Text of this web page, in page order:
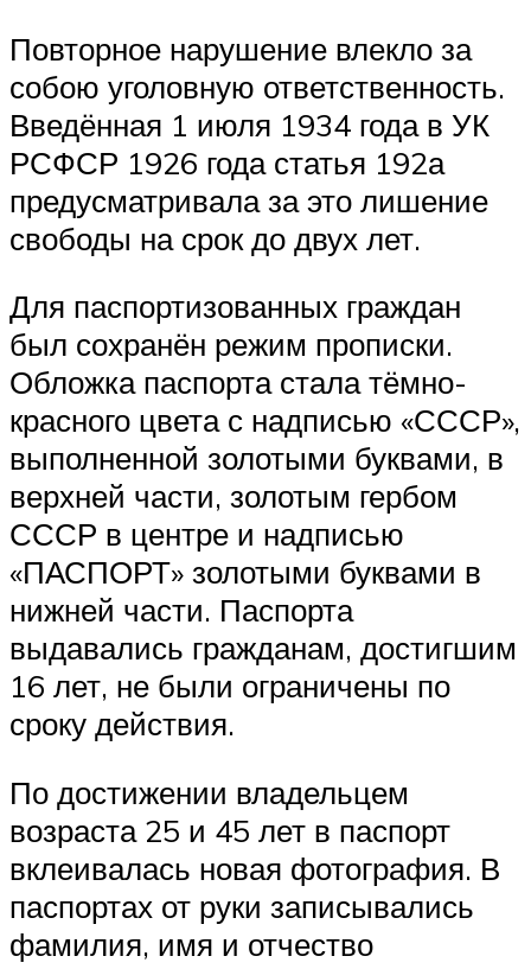
Повторное нарушение влекло за
собою уголовную ответственность.
Введённая 1 июля 1934 года в УК
РСФСР 1926 года статья 192а
предусматривала за это лишение
свободы на срок до двух лет.
Для паспортизованных граждан
был сохранён режим прописки.
Обложка паспорта стала тёмно-
красного цвета с надписью «СССР»,
выполненной золотыми буквами, в
верхней части, золотым гербом
СССР в центре и надписью
«ПАСПОРТ» золотыми буквами в
нижней части. Паспорта
выдавались гражданам, достигшим
16 лет, не были ограничены по
сроку действия.
По достижении владельцем
возраста 25 и 45 лет в паспорт
вклеивалась новая фотография. В
паспортах от руки записывались
фамилия, имя и отчество